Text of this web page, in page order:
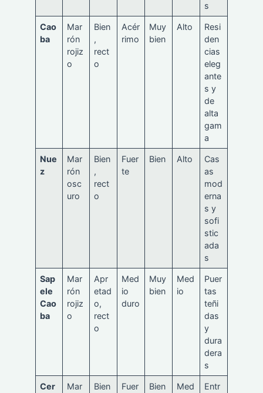
s
Cao
ba
Mar
rón
rojiz
o
Bien
,
rect
o
Acér
rimo
Muy
bien
Alto
Resi
den
cias
eleg
ante
s y
de
alta
gam
a
Nue
z
Mar
rón
osc
uro
Bien
,
rect
o
Fuer
te
Bien Alto
Cas
as
mod
erna
s y
sofi
stic
ada
s
Sap
ele
Cao
ba
Mar
rón
rojiz
o
Apr
etad
o,
rect
o
Med
io
duro
Muy
bien
Med
io
Puer
tas
teñi
das
y
dura
dera
s
Cer
Mar
Bien
Fuer
Bien
Med
Entr